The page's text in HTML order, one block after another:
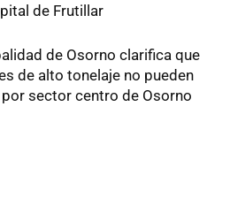
de Frutillar
de Osorno clarifica que
de alto tonelaje no pueden
sector centro de Osorno